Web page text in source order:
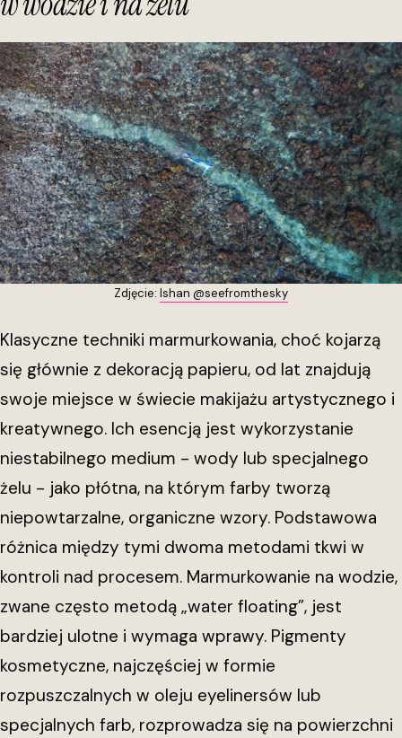
Zdjęcie: Ishan @seefromthesky
Klasyczne techniki marmurkowania, choć kojarzą
się głównie z dekoracją papieru, od lat znajdują
swoje miejsce w świecie makijażu artystycznego i
kreatywnego. Ich esencją jest wykorzystanie
niestabilnego medium - wody lub specjalnego
żelu - jako płótna, na którym farby tworzą
niepowtarzalne, organiczne wzory. Podstawowa
różnica między tymi dwoma metodami tkwi w
kontroli nad procesem. Marmurkowanie na wodzie,
zwane często metodą „water floating”, jest
bardziej ulotne i wymaga wprawy. Pigmenty
kosmetyczne, najczęściej w formie
rozpuszczalnych w oleju eyelinersów lub
specjalnych farb, rozprowadza się na powierzchni